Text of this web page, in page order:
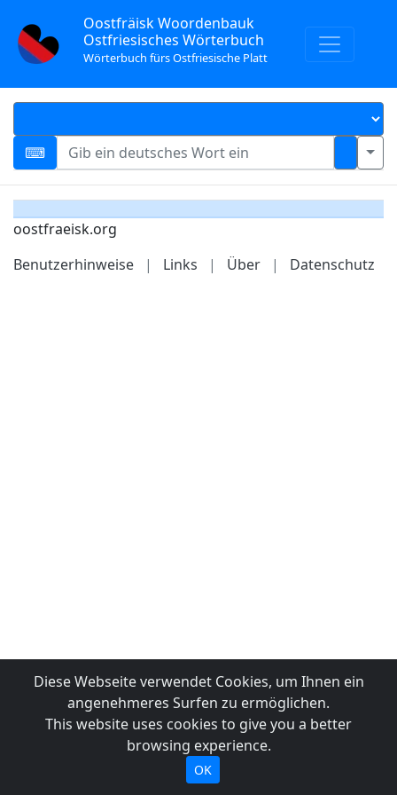
Oostfräisk Woordenbauk
Ostfriesisches Wörterbuch
Wörterbuch fürs Ostfriesische Platt
oostfraeisk.org
Benutzerhinweise
| Links | Über | Datenschutz
Diese Webseite verwendet Cookies, um Ihnen ein
angenehmeres Surfen zu ermöglichen.
This website uses cookies to give you a better
browsing experience.
OK